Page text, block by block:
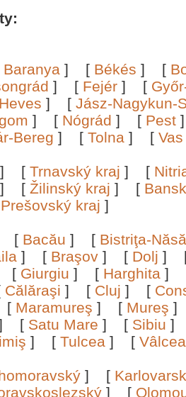
Baranya ] [ Békés ] [
] [ Fejér ] [
Heves ] [ Jász-Nagykun-
] [ Nógrád ] [ Pest
Bereg ] [ Tolna ] [ Vas
] [ Trnavský kraj ] [
] [ Žilinský kraj ] [
Prešovský kraj ]
[ Bacău ] [ Bistriţa-
] [ Braşov ] [ Dolj ]
[ Giurgiu ] [ Harghita ]
Călăraşi ] [ Cluj ] [
[ Maramureş ] [ Mureş
[ Satu Mare ] [ Sibiu
] [ Tulcea ] [
] [
] [